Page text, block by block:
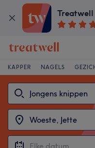
Treatwell
KAPPER NAGELS